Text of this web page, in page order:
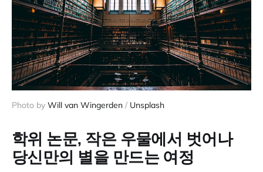
Photo by Will van Wingerden / Unsplash
학위 논문, 작은 우물에서 벗어나
당신만의 별을 만드는 여정